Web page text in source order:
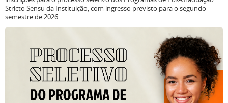
Stricto Sensu da Instituição, com ingresso previsto para o segundo
semestre de 2026.